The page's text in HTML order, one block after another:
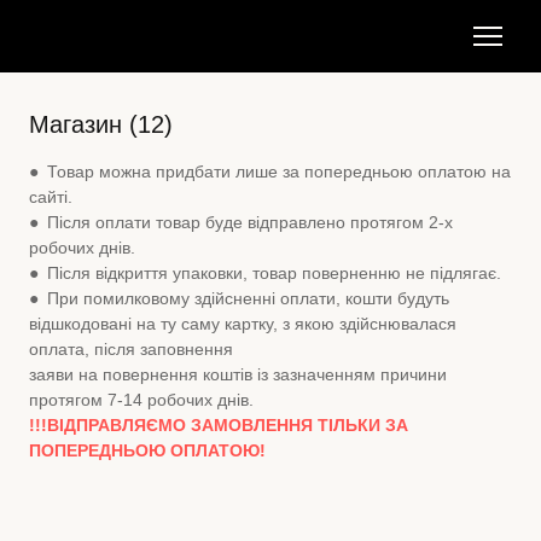
Магазин (12)
● Товар можна придбати лише за попередньою оплатою на
сайті.
● Після оплати товар буде відправлено протягом 2-х
робочих днів.
● Після відкриття упаковки, товар поверненню не підлягає.
● При помилковому здійсненні оплати, кошти будуть
відшкодовані на ту саму картку, з якою здійснювалася
оплата, після заповнення
заяви на повернення коштів із зазначенням причини
протягом 7-14 робочих днів.
!!!ВІДПРАВЛЯЄМО ЗАМОВЛЕННЯ ТІЛЬКИ ЗА
ПОПЕРЕДНЬОЮ ОПЛАТОЮ!